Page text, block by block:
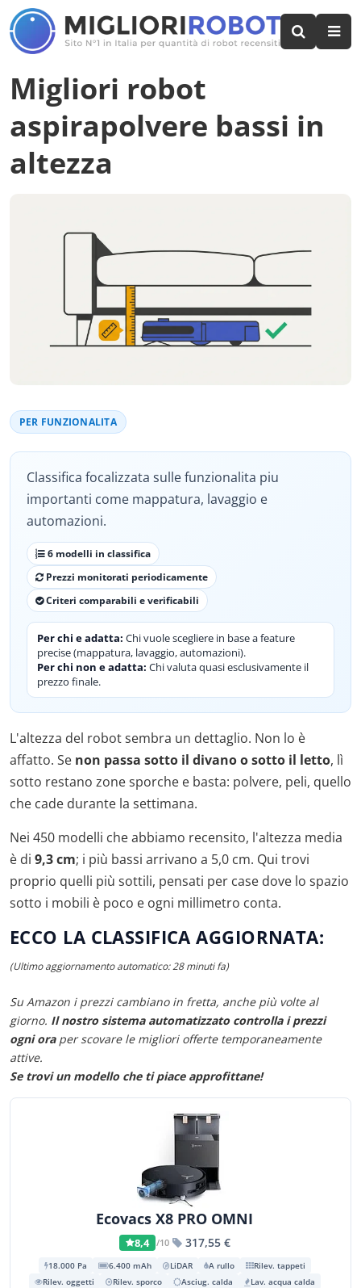
Migliori robot
aspirapolvere bassi in
altezza
PER FUNZIONALITA
Classifica focalizzata sulle funzionalita piu
importanti come mappatura, lavaggio e
automazioni.
6 modelli in classifica
Prezzi monitorati periodicamente
Criteri comparabili e verificabili
Per chi e adatta: Chi vuole scegliere in base a feature
precise (mappatura, lavaggio, automazioni).
Per chi non e adatta: Chi valuta quasi esclusivamente il
prezzo finale.
L'altezza del robot sembra un dettaglio. Non lo è
affatto. Se non passa sotto il divano o sotto il letto, lì
sotto restano zone sporche e basta: polvere, peli, quello
che cade durante la settimana.
Nei 450 modelli che abbiamo recensito, l'altezza media
è di 9,3 cm; i più bassi arrivano a 5,0 cm. Qui trovi
proprio quelli più sottili, pensati per case dove lo spazio
sotto i mobili è poco e ogni millimetro conta.
ECCO LA CLASSIFICA AGGIORNATA:
(Ultimo aggiornamento automatico: 28 minuti fa)
Su Amazon i prezzi cambiano in fretta, anche più volte al
giorno. Il nostro sistema automatizzato controlla i prezzi
ogni oraper scovare le migliori offerte temporaneamente
attive.
Se trovi un modello che ti piace approfittane!
Ecovacs X8 PRO OMNI
8,4 /10 317,55 €
18.000 Pa 6.400 mAh LiDAR A rullo
Rilev. tappeti
Rilev. oggetti
Rilev. sporco Asciug. calda
Lav. acqua calda